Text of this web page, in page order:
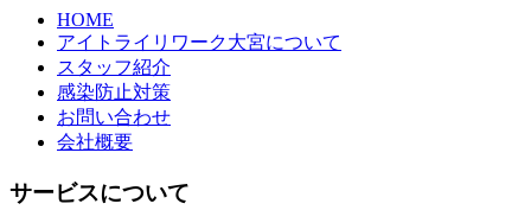
HOME
アイトライリワーク大宮について
スタッフ紹介
感染防止対策
お問い合わせ
会社概要
サービスについて